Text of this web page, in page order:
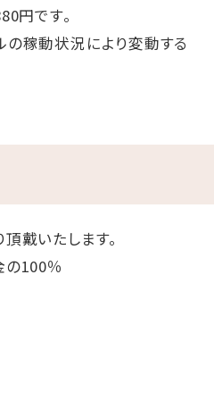
円です。
稼動状況により変動する
戴いたします。
の100％